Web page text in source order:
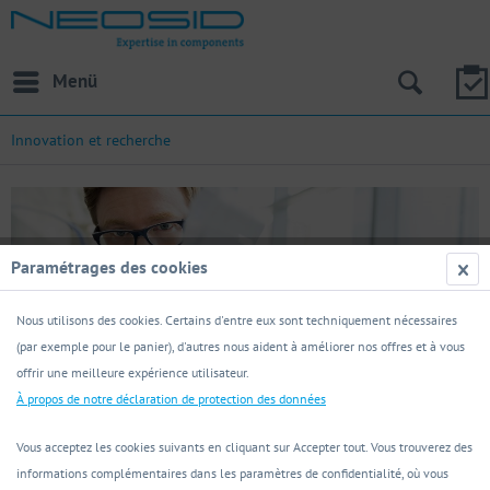
Menü
Innovation et recherche
Innovation et
recherche
Paramétrages des cookies
Nous utilisons des cookies. Certains d'entre eux sont techniquement nécessaires
(par exemple pour le panier), d'autres nous aident à améliorer nos offres et à vous
offrir une meilleure expérience utilisateur.
À propos de notre déclaration de protection des données
Vous acceptez les cookies suivants en cliquant sur Accepter tout. Vous trouverez des
informations complémentaires dans les paramètres de confidentialité, où vous